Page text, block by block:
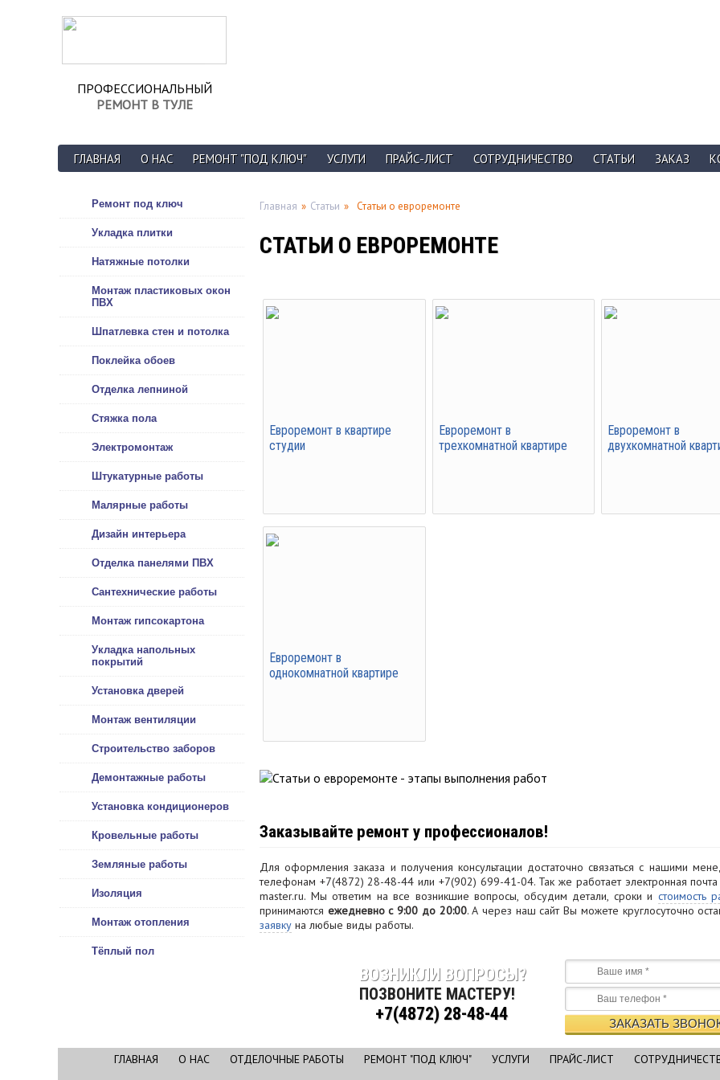
ПРОФЕССИОНАЛЬНЫЙ
РЕМОНТ В ТУЛЕ
ГЛАВНАЯ О НАС РЕМОНТ "ПОД КЛЮЧ" УСЛУГИ ПРАЙС-ЛИСТ СОТРУДНИЧЕСТВО СТАТЬИ ЗАКАЗ
Ремонт под ключ
Укладка плитки
Натяжные потолки
Монтаж пластиковых окон
ПВХ
Шпатлевка стен и потолка
Поклейка обоев
Отделка лепниной
Стяжка пола
Электромонтаж
Штукатурные работы
Малярные работы
Дизайн интерьера
Отделка панелями ПВХ
Сантехнические работы
Монтаж гипсокартона
Укладка напольных
покрытий
Установка дверей
Монтаж вентиляции
Строительство заборов
Демонтажные работы
Установка кондиционеров
Кровельные работы
Земляные работы
Изоляция
Монтаж отопления
Тёплый пол
Главная » Статьи » Статьи о евроремонте
СТАТЬИ О ЕВРОРЕМОНТЕ
Евроремонт в квартире
студии
Евроремонт в
трехкомнатной квартире
Евроремонт в
двухкомнатной
Евроремонт в
однокомнатной квартире
Заказывайте ремонт у профессионалов!
Для оформления заказа и получения консультации достаточно связаться с нашими
телефонам +7(4872) 28-48-44 или +7(902) 699-41-04. Так же работает электронная
master.ru. Мы ответим на все возникшие вопросы, обсудим детали, сроки и стоимость
принимаются ежедневно с 9:00 до 20:00. А через наш сайт Вы можете круглосуточно
заявку на любые виды работы.
ВОЗНИКЛИ ВОПРОСЫ?
ПОЗВОНИТЕ МАСТЕРУ!
+7(4872) 28-48-44
ГЛАВНАЯ О НАС ОТДЕЛОЧНЫЕ РАБОТЫ РЕМОНТ "ПОД КЛЮЧ" УСЛУГИ ПРАЙС-ЛИСТ